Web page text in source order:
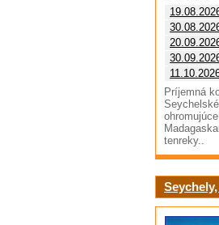
Príjemná
tenreky..